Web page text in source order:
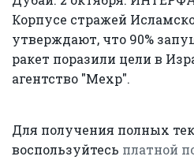
Корпусе стражей
утверждают, что 90%
ракет поразили цели в
агентство "Мехр".
Для получения полных
воспользуйтесь платной